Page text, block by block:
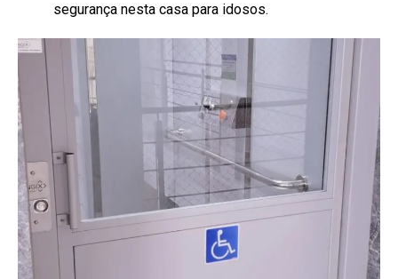
segurança nesta casa para idosos.